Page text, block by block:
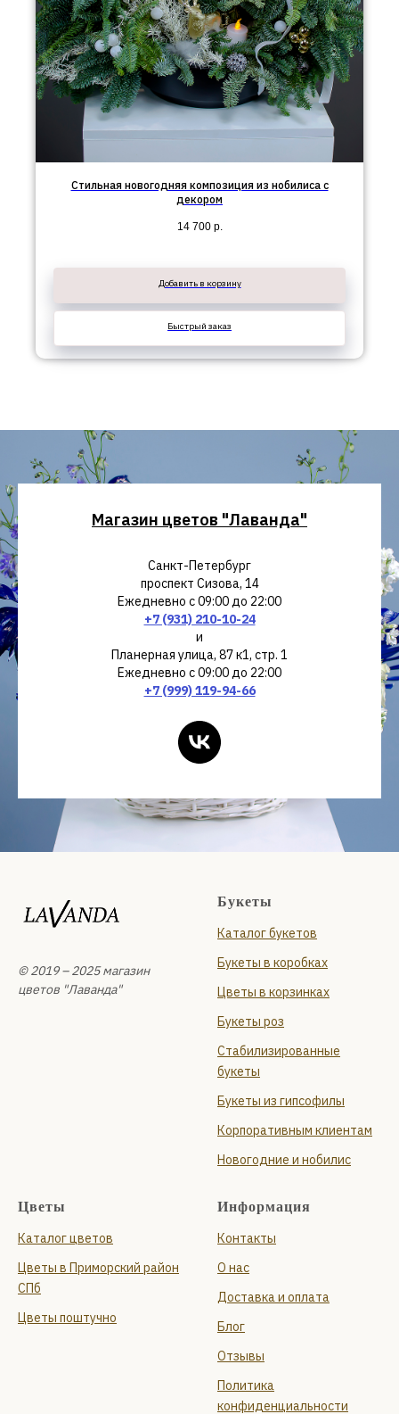
Стильная новогодняя композиция из нобилиса с
декором
14 700 р.
Добавить в корзину
Быстрый заказ
Магазин цветов "Лаванда"
Санкт-Петербург
проспект Сизова, 14
Ежедневно с 09:00 до 22:00
+7 (931) 210-10-24
и
Планерная улица, 87 к1, стр. 1
Ежедневно с 09:00 до 22:00
+7 (999) 119-94-66
© 2019 – 2025 магазин
цветов "Лаванда"
Букеты
Каталог букетов
Букеты в коробках
Цветы в корзинках
Букеты роз
Стабилизированные
букеты
Букеты из гипсофилы
Корпоративным клиентам
Новогодние и нобилис
Цветы
Каталог цветов
Цветы в Приморский район
СПб
Цветы поштучно
Информация
Контакты
О нас
Доставка и оплата
Блог
Отзывы
Политика
конфиденциальности